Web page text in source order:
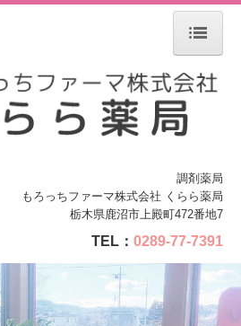
調剤薬局
もろっちファーマ株式会社 くらら薬局
栃木県鹿沼市上殿町472番地7
TEL： 0289-77-7391